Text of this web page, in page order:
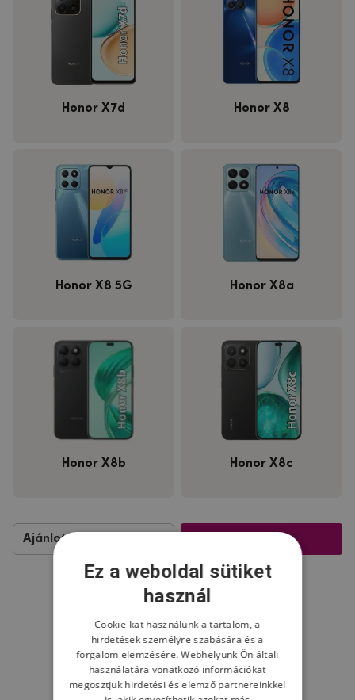
Honor X7d Honor X8
Honor X8 5G Honor X8a
Honor X8b Honor X8c
Szűrés
Ez a weboldal sütiket
használ
Cookie-kat használunk a tartalom, a
hirdetések személyre szabására és a
forgalom elemzésére. Webhelyünk Ön általi
használatára vonatkozó információkat
megosztjuk hirdetési és elemző partnereinkkel